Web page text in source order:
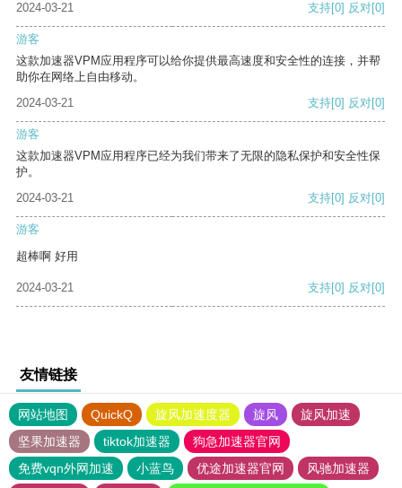
2024-03-21
支持[0] 反对[0]
游客
这款加速器VPM应用程序可以给你提供最高速度和安全性的连接，并帮
助你在网络上自由移动。
2024-03-21
支持[0] 反对[0]
游客
这款加速器VPM应用程序已经为我们带来了无限的隐私保护和安全性保
护。
2024-03-21
支持[0] 反对[0]
游客
超棒啊 好用
2024-03-21 支持[0] 反对[0]
友情链接
网站地图 QuickQ 旋风加速度器 旋风
旋风加速
坚果加速器
tiktok加速器
狗急加速器官网
免费vqn外网加速
小蓝鸟 优途加速器官网 风驰加速器